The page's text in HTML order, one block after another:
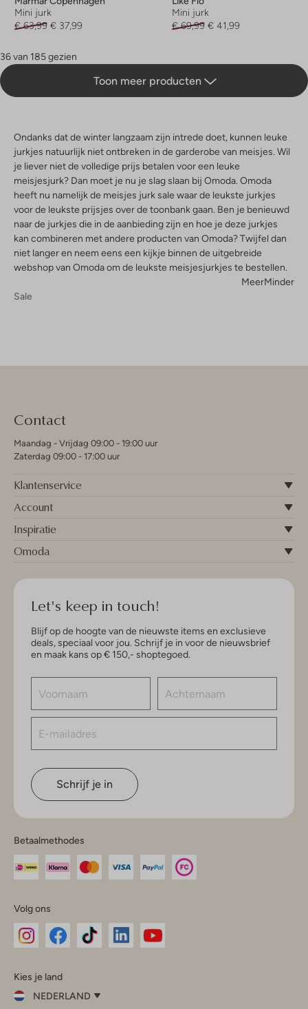
Mini jurk
€ 63,99 € 37,99
Mini jurk
€ 69,99 € 41,99
36 van 185 gezien
Toon meer producten
Ondanks dat de winter langzaam zijn intrede doet, kunnen leuke
jurkjes natuurlijk niet ontbreken in de garderobe van meisjes. Wil
je liever niet de volledige prijs betalen voor een leuke
meisjesjurk? Dan moet je nu je slag slaan bij Omoda. Omoda
heeft nu namelijk de meisjes jurk sale waar de leukste jurkjes
voor de leukste prijsjes over de toonbank gaan. Ben je benieuwd
naar de jurkjes die in de aanbieding zijn en hoe je deze jurkjes
kan combineren met andere producten van Omoda? Twijfel dan
niet langer en neem eens een kijkje binnen de uitgebreide
webshop van Omoda om de leukste meisjesjurkjes te bestellen.
MeerMinder
Sale
Contact
Maandag - Vrijdag 09:00 - 19:00 uur
Zaterdag 09:00 - 17:00 uur
Klantenservice
Account
Inspiratie
Omoda
Let's keep in touch!
Blijf op de hoogte van de nieuwste items en exclusieve
deals, speciaal voor jou. Schrijf je in voor de nieuwsbrief
en maak kans op € 150,- shoptegoed.
Schrijf je in
Betaalmethodes
Volg ons
InstagramFacebook
Kies je land
NEDERLAND